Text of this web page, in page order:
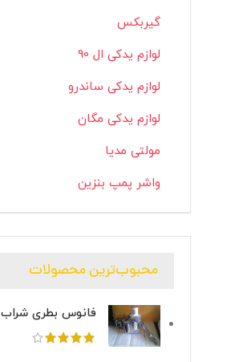
گیربکس
لوازم یدکی ال 90
لوازم یدکی ساندرو
لوازم یدکی مگان
مولتی مدیا
واشر پمپ بنزین
محبوب‌ترین محصولات
فانوس بطری شراب